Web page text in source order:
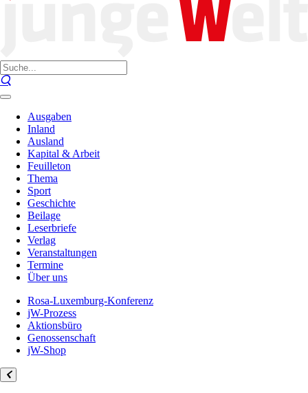
Ausgaben
Inland
Ausland
Kapital & Arbeit
Feuilleton
Thema
Sport
Geschichte
Beilage
Leserbriefe
Verlag
Veranstaltungen
Termine
Über uns
Rosa-Luxemburg-Konferenz
jW-Prozess
Aktionsbüro
Genossenschaft
jW-Shop